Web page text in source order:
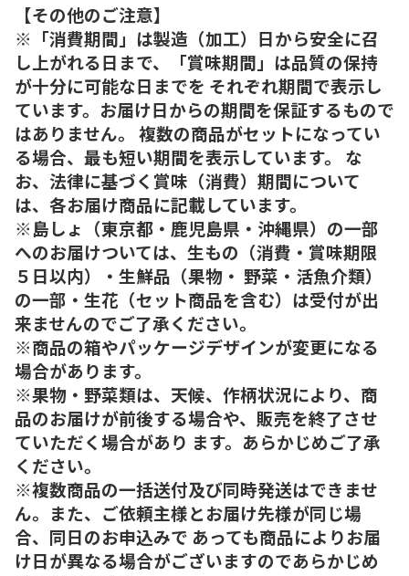
【その他のご注意】
※「消費期間」は製造（加工）日から安全に召
し上がれる日まで、「賞味期間」は品質の保持
が十分に可能な日までを それぞれ期間で表示し
ています。お届け日からの期間を保証するもので
はありません。 複数の商品がセットになってい
る場合、最も短い期間を表示しています。 な
お、法律に基づく賞味（消費）期間について
は、各お届け商品に記載しています。
※島しょ（東京都・鹿児島県・沖縄県）の一部
へのお届けついては、生もの（消費・賞味期限
５日以内）・生鮮品（果物・ 野菜・活魚介類）
の一部・生花（セット商品を含む）は受付が出
来ませんのでご了承ください。
※商品の箱やパッケージデザインが変更になる
場合があります。
※果物・野菜類は、天候、作柄状況により、商
品のお届けが前後する場合や、販売を終了させ
ていただく場合があり ます。あらかじめご了承
ください。
※複数商品の一括送付及び同時発送はできませ
ん。また、ご依頼主様とお届け先様が同じ場
合、同日のお申込みで あっても商品によりお届
け日が異なる場合がございますのであらかじめ